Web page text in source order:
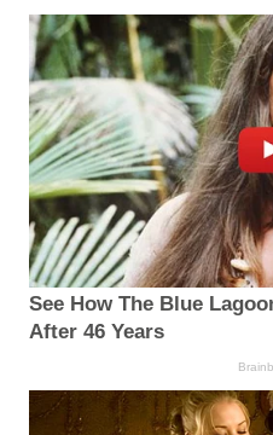
See How The Blue
After 46 Years